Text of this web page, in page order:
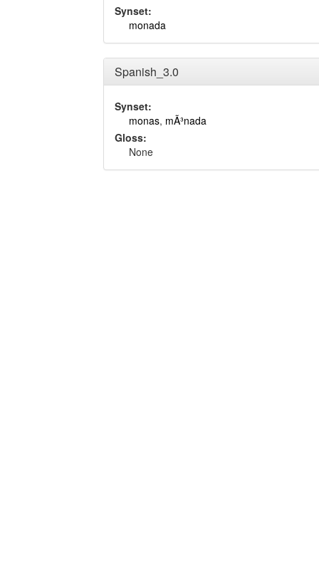
Synset:
monada
Spanish_3.0
Synset:
monas, mÃ³nada
Gloss:
None